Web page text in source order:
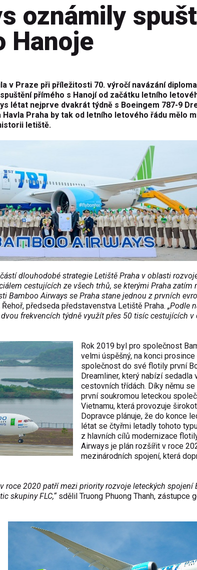
oznámily
Hanoje
v Praze při příležitosti 70. výročí navázání
přímého s Hanojí od začátku letního
létat nejprve dvakrát týdně s Boeingem 787-9
Praha by tak od letního letového řádu mělo
letiště.
dlouhodobé strategie Letiště Praha v oblasti
cestujících ze všech trhů, se kterými Praha zatím
Bamboo Airways se Praha stane jednou z prvních
předseda představenstva Letiště Praha. „Podle
frekvencích týdně využít přes 50 tisíc cestujících v
Rok 2019 byl pro společnost
velmi úspěšný, na konci
společnost do své flotily první
Dreamliner, který nabízí sedadla
cestovních třídách. Díky němu
první soukromou leteckou
Vietnamu, která provozuje
Dopravce plánuje, že do konce
létat se čtyřmi letadly tohoto
z hlavních cílů modernizace
Airways je plán rozšířit v roce
mezinárodních spojení, která
roce 2020 patří mezi priority rozvoje leteckých spojení
skupiny FLC,“sdělil Truong Phuong Thanh, zástupce